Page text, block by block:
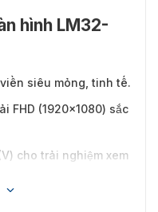
hình LM32-
siêu mỏng, tinh tế.
FHD (1920×1080) sắc
cho trải nghiệm xem